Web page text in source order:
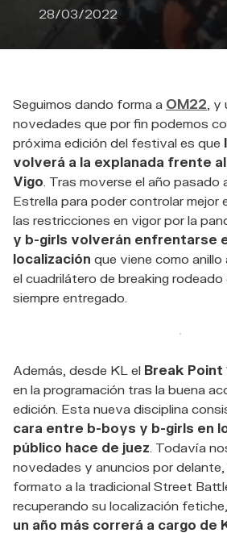
28/03/2022
Seguimos dando forma a OM22 ,
novedades que por fin podemos
próxima edición del festival es que
volverá a la explanada frente
Vigo . Tras moverse el año pasado
Estrella para poder controlar mejor
las restricciones en vigor por la
y b-girls volverán enfrentarse
localización que viene como anillo
el cuadrilátero de breaking rodeado
siempre entregado.
Además, desde KL el Break Point
en la programación tras la buena
edición. Esta nueva disciplina
cara entre b-boys y b-girls en
público hace de juez . Todavía
novedades y anuncios por
formato a la tradicional Street
recuperando su localización fetiche,
un año más correrá a cargo de